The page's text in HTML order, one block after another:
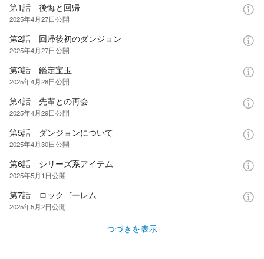
第1話 後悔と回帰
2025年4月27日公開
第2話 回帰後初のダンジョン
2025年4月27日公開
第3話 鑑定宝玉
2025年4月28日公開
第4話 先輩との再会
2025年4月29日公開
第5話 ダンジョンについて
2025年4月30日公開
第6話 シリーズ系アイテム
2025年5月1日公開
第7話 ロックゴーレム
2025年5月2日公開
つづきを表示